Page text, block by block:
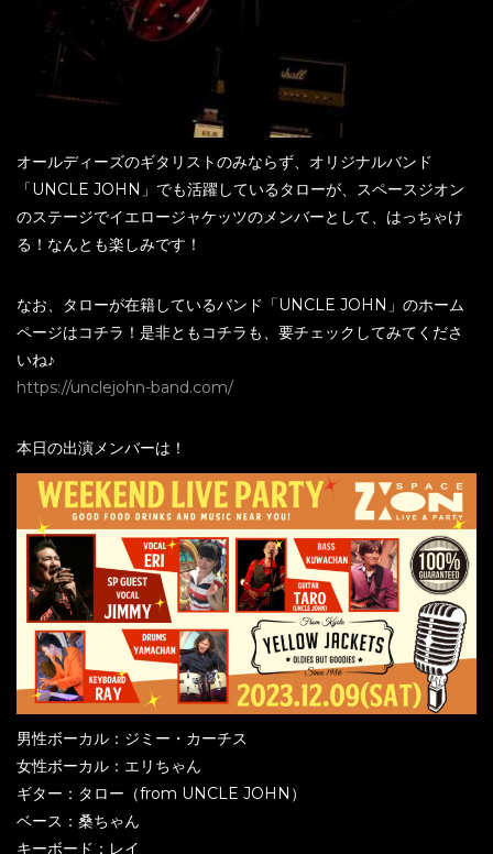
オールディーズのギタリストのみならず、オリジナルバンド
「UNCLE JOHN」でも活躍しているタローが、スペースジオン
のステージでイエロージャケッツのメンバーとして、はっちゃけ
る！なんとも楽しみです！
なお、タローが在籍しているバンド「UNCLE JOHN」のホーム
ページはコチラ！是非ともコチラも、要チェックしてみてくださ
いね♪
https://unclejohn-band.com/
本日の出演メンバーは！
男性ボーカル：ジミー・カーチス
女性ボーカル：エリちゃん
ギター：タロー（from UNCLE JOHN）
ベース：桑ちゃん
キーボード：レイ